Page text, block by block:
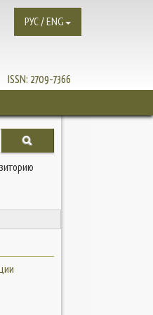
ISSN: 2709-7366
РУС / ENG